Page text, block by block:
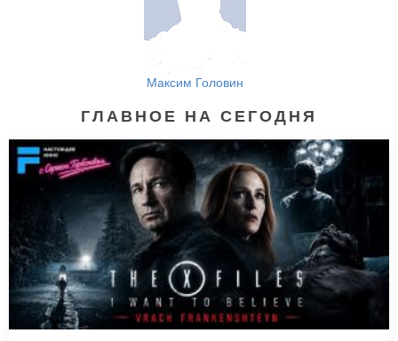
Максим Головин
ГЛАВНОЕ НА СЕГОДНЯ